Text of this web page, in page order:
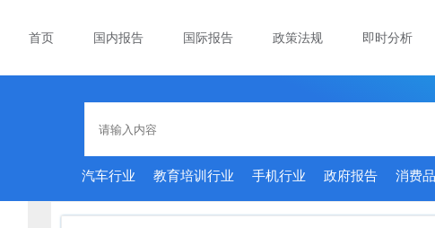
首页 国内报告 国际报告 政策法规 即时分析
汽车行业 教育培训行业 手机行业 政府报告 消费